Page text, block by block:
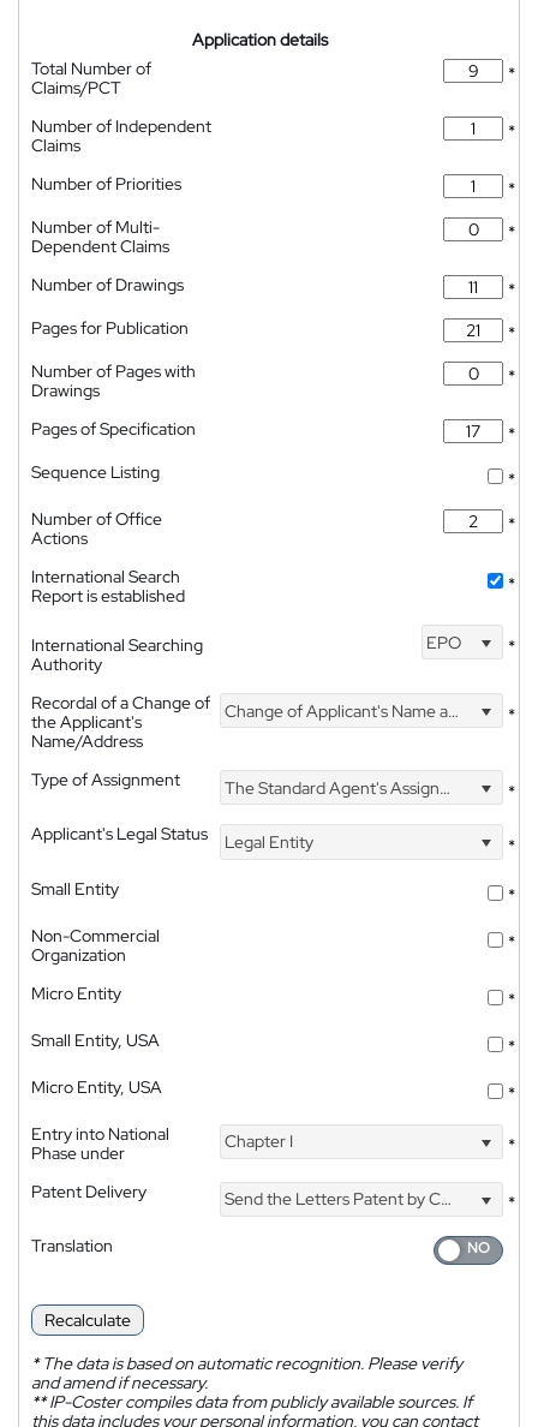
Application details
Total Number of
Claims/PCT
*
Number of Independent
Claims
*
Number of Priorities
*
Number of Multi-
Dependent Claims
*
Number of Drawings
*
Pages for Publication
*
Number of Pages with
Drawings
*
Pages of Specification
*
Sequence Listing
*
Number of Office
Actions
*
International Search
Report is established
*
International Searching
Authority
EPO *
Recordal of a Change of
the Applicant's
Name/Address
Change of Applicant's Name and Address *
Type of Assignment The Standard Agent's Assignment
*
Applicant's Legal Status
Legal Entity
*
Small Entity
*
Non-Commercial
Organization
*
Micro Entity
*
Small Entity, USA
*
Micro Entity, USA
*
Entry into National
Phase under
Chapter I *
Patent Delivery Send the Letters Patent by Courier
*
Translation
Recalculate
*The data is based on automatic recognition. Please verify
and amend if necessary.
**IP-Coster compiles data from publicly available sources. If
this data includes your personal information, you can contact